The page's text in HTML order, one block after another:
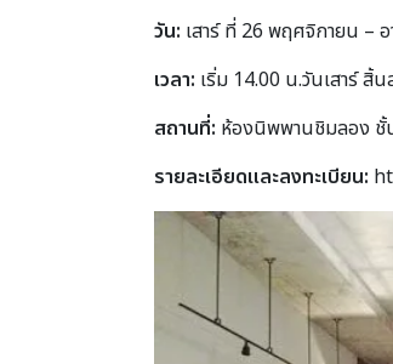
วัน: เสาร์ ที่ 26 พฤศจิกายน –
เวลา: เริ่ม 14.00 น.วันเสาร์ สิ้
สถานที่: ห้องนิพพานชิมลอง ชั้
รายละเอียดและลงทะเบียน: